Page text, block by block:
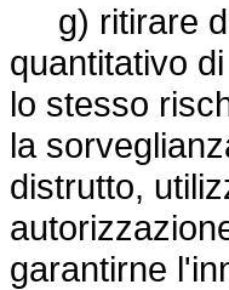
g) ritirare
quantitativo
lo stesso
la
distrutto,
garantirne